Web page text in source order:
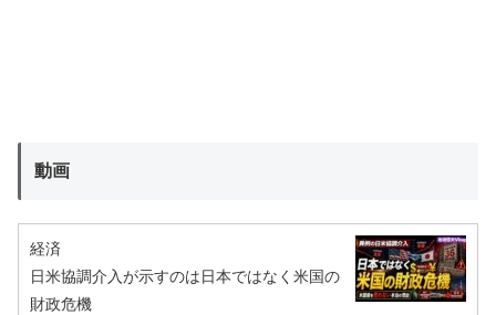
動画
経済
日米協調介入が示すのは日本ではなく米国の
財政危機